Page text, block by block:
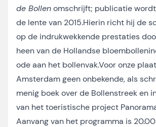
de Bollenomschrijft; publicatie
de lente van 2015.Hierin richt hij de
op de indrukwekkende prestaties
heen van de Hollandse
ode aan het bollenvak.Voor onze
Amsterdam geen onbekende, als
menig boek over de Bollenstreek en
van het toeristische project
Aanvang van het programma is